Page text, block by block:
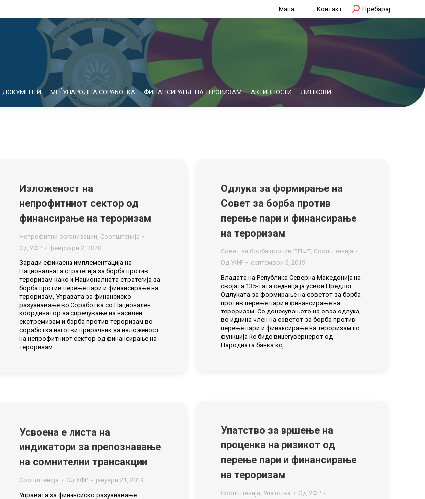
Мапа Контакт Search:Пребарај
ДОКУМЕНТИ МЕЃУНАРОДНА СОРАБОТКА ФИНАНСИРАЊЕ НА ТЕРОРИЗАМ АКТИВНОСТИ ЛИНКОВИ
Изложеност на
непрофитниот сектор од
финансирање на тероризам
Непрофитни организации, Соопштенија
Од УФР
февруари 2, 2020
Заради ефикасна имплементација на
Националната стратегија за борба против
тероризам како и Националната стратегија за
борба против перење пари и финансирање на
тероризам, Управата за финансиско
разузнавање во Соработка со Национален
координатор за спречување на насилен
екстремизам и борба против тероризам во
соработка изготви прирачник за изложеност
на непрофитниот сектор од финансирање на
тероризам.
Одлука за формирање на
Совет за борба против
перење пари и финансирање
на тероризам
Совет за борба против ППФТ, Соопштенија
Од УФР
септември 5, 2019
Владата на Република Северна Македонија на
својата 135-тата седница ја усвои Предлог –
Одлуката за формирање на советот за борба
против перење пари и финансирање на
тероризам. Со донесувањето на оваа одлука,
во иднина член на советот за борба против
перење пари и финансирање на тероризам по
функција ќе биде вицегувернерот од
Народната банка кој…
Упатство за вршење на
проценка на ризикот од
перење пари и финансирање
на тероризам
Соопштенија, Упатства Од УФР
Усвоена е листа на
индикатори за препознавање
на сомнителни трансакции
Соопштенија Од УФР
јануари 21, 2019
Управата за финансиско разузнавање